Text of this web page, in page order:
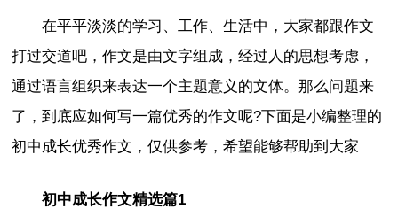
在平平淡淡的学习、工作、生活中，大家都跟作文
打过交道吧，作文是由文字组成，经过人的思想考虑，
通过语言组织来表达一个主题意义的文体。那么问题来
了，到底应如何写一篇优秀的作文呢?下面是小编整理的
初中成长优秀作文，仅供参考，希望能够帮助到大家
初中成长作文精选篇1